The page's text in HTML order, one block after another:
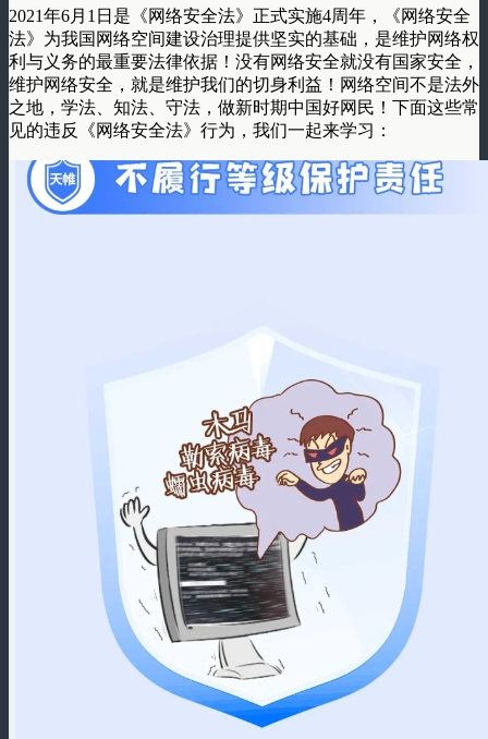
2021年6月1日是《网络安全法》正式实施4周年，《网络安全
法》为我国网络空间建设治理提供坚实的基础，是维护网络权
利与义务的最重要法律依据！没有网络安全就没有国家安全，
维护网络安全，就是维护我们的切身利益！网络空间不是法外
之地，学法、知法、守法，做新时期中国好网民！下面这些常
见的违反《网络安全法》行为，我们一起来学习：